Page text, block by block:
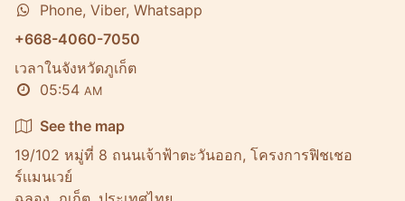
Phone, Viber, Whatsapp
+668-4060-7050
เวลาในจังหวัดภูเก็ต
05:54 AM
See the map
19/102 หมู่ที่ 8 ถนนเจ้าฟ้าตะวันออก, โครงการฟิชเชอ
ร์เเมนเวย์